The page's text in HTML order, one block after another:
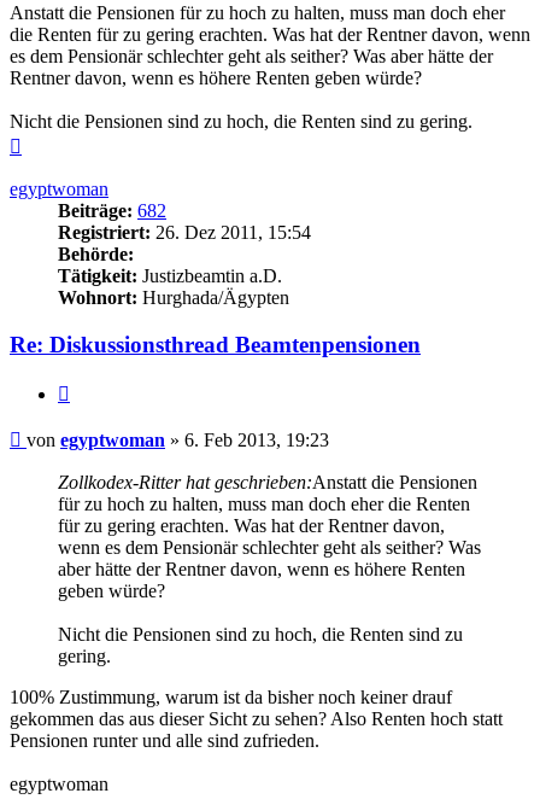
Anstatt die Pensionen für zu hoch zu halten, muss man doch eher
die Renten für zu gering erachten. Was hat der Rentner davon, wenn
es dem Pensionär schlechter geht als seither? Was aber hätte der
Rentner davon, wenn es höhere Renten geben würde?
Nicht die Pensionen sind zu hoch, die Renten sind zu gering.
egyptwoman
Beiträge: 682
Registriert: 26. Dez 2011, 15:54
Behörde:
Tätigkeit: Justizbeamtin a.D.
Wohnort: Hurghada/Ägypten
Re: Diskussionsthread Beamtenpensionen
Beitrag
von egyptwoman » 6. Feb 2013, 19:23
Zollkodex-Ritter hat geschrieben:Anstatt die Pensionen
für zu hoch zu halten, muss man doch eher die Renten
für zu gering erachten. Was hat der Rentner davon,
wenn es dem Pensionär schlechter geht als seither? Was
aber hätte der Rentner davon, wenn es höhere Renten
geben würde?
Nicht die Pensionen sind zu hoch, die Renten sind zu
gering.
100% Zustimmung, warum ist da bisher noch keiner drauf
gekommen das aus dieser Sicht zu sehen? Also Renten hoch statt
Pensionen runter und alle sind zufrieden.
egyptwoman